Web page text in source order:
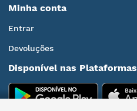
Minha conta
Entrar
Devoluções
Disponível nas Plataformas